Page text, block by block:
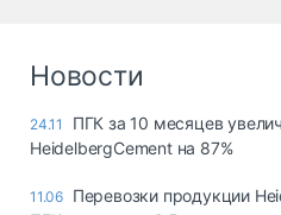
опасные
Новости
24.11
ПГК за 10 месяцев
HeidelbergCement на 87%
11.06 Перевозки продукции